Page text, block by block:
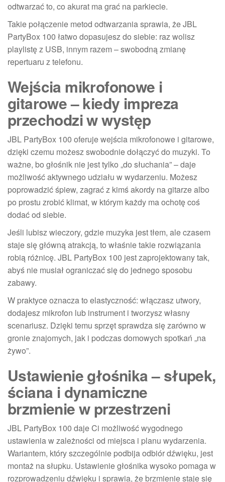
odtwarzać to, co akurat ma grać na parkiecie.
Takie połączenie metod odtwarzania sprawia, że JBL
PartyBox 100 łatwo dopasujesz do siebie: raz wolisz
playlistę z USB, innym razem – swobodną zmianę
repertuaru z telefonu.
Wejścia mikrofonowe i
gitarowe – kiedy impreza
przechodzi w występ
JBL PartyBox 100 oferuje wejścia mikrofonowe i gitarowe,
dzięki czemu możesz swobodnie dołączyć do muzyki. To
ważne, bo głośnik nie jest tylko „do słuchania” – daje
możliwość aktywnego udziału w wydarzeniu. Możesz
poprowadzić śpiew, zagrać z kimś akordy na gitarze albo
po prostu zrobić klimat, w którym każdy ma ochotę coś
dodać od siebie.
Jeśli lubisz wieczory, gdzie muzyka jest tłem, ale czasem
staje się główną atrakcją, to właśnie takie rozwiązania
robią różnicę. JBL PartyBox 100 jest zaprojektowany tak,
abyś nie musiał ograniczać się do jednego sposobu
zabawy.
W praktyce oznacza to elastyczność: włączasz utwory,
dodajesz mikrofon lub instrument i tworzysz własny
scenariusz. Dzięki temu sprzęt sprawdza się zarówno w
gronie znajomych, jak i podczas domowych spotkań „na
żywo”.
Ustawienie głośnika – słupek,
ściana i dynamiczne
brzmienie w przestrzeni
JBL PartyBox 100 daje Ci możliwość wygodnego
ustawienia w zależności od miejsca i planu wydarzenia.
Wariantem, który szczególnie podbija odbiór dźwięku, jest
montaż na słupku. Ustawienie głośnika wysoko pomaga w
rozprowadzeniu dźwięku i sprawia, że brzmienie staje się